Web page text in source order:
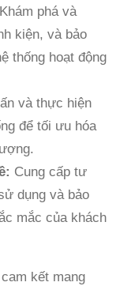
Khám phá và
kiện, và bảo
thống hoạt động
và thực hiện
để tối ưu hóa
Cung cấp tư
dụng và bảo
mắc của khách
kết mang